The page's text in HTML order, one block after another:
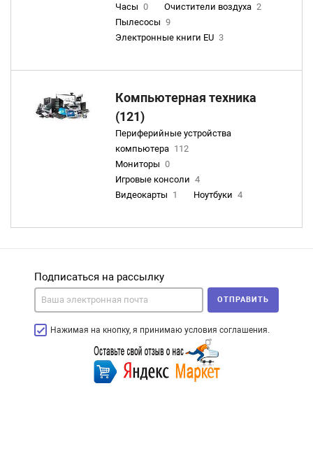
Часы 0 Очистители воздуха 2
Пылесосы 9
Электронные книги EU 3
Компьютерная техника
(121)
Периферийные устройства
компьютера 112
Мониторы 0
Игровые консоли 4
Видеокарты 1 Ноутбуки 4
Подписаться на рассылку
Нажимая на кнопку, я принимаю условия соглашения.
ОТПРАВИТЬ